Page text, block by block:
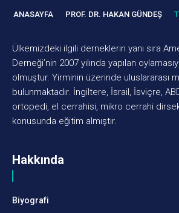
ANASAYFA PROF. DR. HAKAN GÜNDEŞ
Ülkemizdeki ilgili derneklerin yanı sıra
Derneği’nin 2007 yılında yapılan
olmuştur. Yirminin üzerinde uluslararası
bulunmaktadır. İngiltere, İsrail, İsviçre,
ortopedi, el cerrahisi, mikro cerrahi
konusunda eğitim almıştır.
Hakkında
Biyografi